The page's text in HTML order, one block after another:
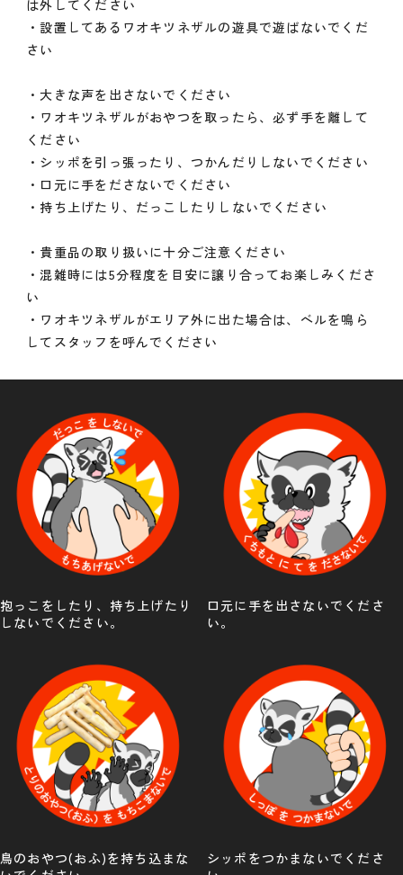
は外してください
・設置してあるワオキツネザルの遊具で遊ばないでくだ
さい
・大きな声を出さないでください
・ワオキツネザルがおやつを取ったら、必ず手を離して
ください
・シッポを引っ張ったり、つかんだりしないでください
・口元に手をださないでください
・持ち上げたり、だっこしたりしないでください
・貴重品の取り扱いに十分ご注意ください
・混雑時には5分程度を目安に譲り合ってお楽しみくださ
い
・ワオキツネザルがエリア外に出た場合は、ベルを鳴ら
してスタッフを呼んでください
抱っこをしたり、持ち上げたり
しないでください。
口元に手を出さないでくださ
い。
鳥のおやつ(おふ)を持ち込まな
シッポをつかまないでくださ